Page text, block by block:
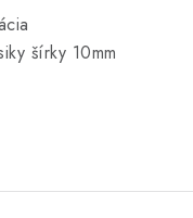
šírky 10mm